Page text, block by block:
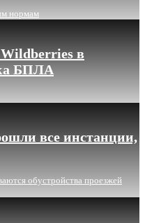
нормам
в
БПЛА
все инстанции,
обустройства проезжей